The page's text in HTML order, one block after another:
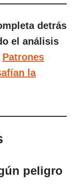
detrás
el análisis
Patrones
la
peligro